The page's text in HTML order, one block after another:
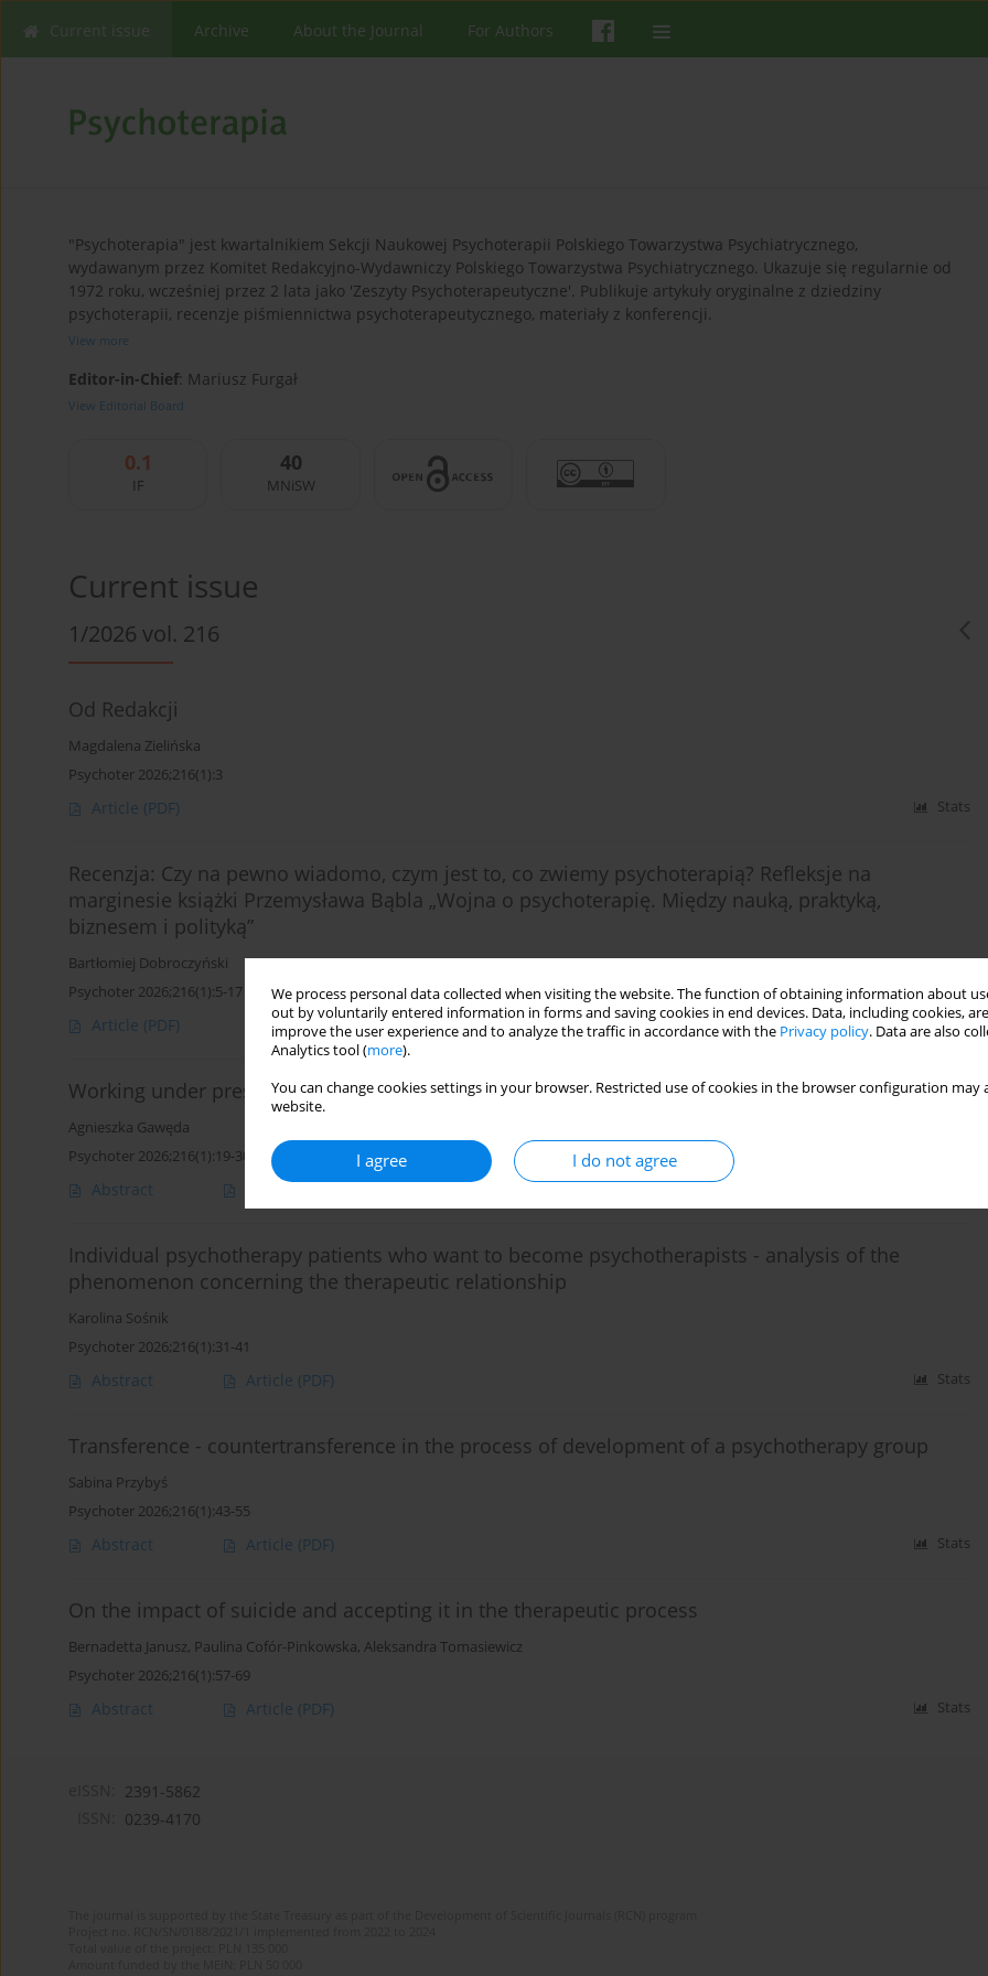
We process personal data collected when visiting the website. The function of obtaining information about
out by voluntarily entered information in forms and saving cookies in end devices. Data, including cookies,
improve the user experience and to analyze the traffic in accordance with the Privacy policy. Data are also
Analytics tool (more).
You can change cookies settings in your browser. Restricted use of cookies in the browser configuration
website.
I agree I do not agree
Current issue Archive About the Journal For Authors
"Psychoterapia" jest kwartalnikiem Sekcji Naukowej Psychoterapii Polskiego Towarzystwa Psychiatrycznego,
wydawanym przez Komitet Redakcyjno-Wydawniczy Polskiego Towarzystwa Psychiatrycznego. Ukazuje się regularnie od
1972 roku, wcześniej przez 2 lata jako 'Zeszyty Psychoterapeutyczne'. Publikuje artykuły oryginalne z dziedziny
psychoterapii, recenzje piśmiennictwa psychoterapeutycznego, materiały z konferencji.
View more
Editor-in-Chief: Mariusz Furgał
View Editorial Board
0.1
IF
40
MNiSW
Current issue
1/2026 vol. 216
Od Redakcji
Magdalena Zielińska
Psychoter 2026;216(1):3
Article (PDF) Stats
Recenzja: Czy na pewno wiadomo, czym jest to, co zwiemy psychoterapią? Refleksje na
marginesie książki Przemysława Bąbla „Wojna o psychoterapię. Między nauką, praktyką,
biznesem i polityką”
Bartłomiej Dobroczyński
Psychoter 2026;216(1):5-17
Article (PDF) Stats
Working under pressure. Psychodynamic psychotherapy of schizoid personality
Agnieszka Gawęda
Psychoter 2026;216(1):19-30
Abstract
Individual psychotherapy patients who want to become psychotherapists - analysis of the
phenomenon concerning the therapeutic relationship
Karolina Sośnik
Psychoter 2026;216(1):31-41
Abstract Article (PDF) Stats
Transference - countertransference in the process of development of a psychotherapy group
Sabina Przybyś
Psychoter 2026;216(1):43-55
Abstract Article (PDF) Stats
On the impact of suicide and accepting it in the therapeutic process
Bernadetta Janusz, Paulina Cofór-Pinkowska, Aleksandra Tomasiewicz
Psychoter 2026;216(1):57-69
Abstract Article (PDF) Stats
2391-5862
0239-4170